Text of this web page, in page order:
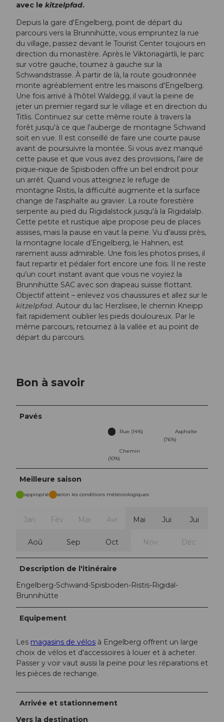
avec le kitzelpfad.
Depuis la gare d'Engelberg, point de départ du
parcours vers la Brunnihütte, vous empruntez la rue
du village, passez devant le Tourist Center toujours en
direction du monastère. Après le Viktoriagärtli, le parc
sur votre gauche, tournez à gauche sur la
Schwandstrasse. À partir de là, la route goudronnée
monte agréablement entre les maisons d'Engelberg.
Une fois arrivé à l'hôtel Waldegg, il vaut la peine de
jeter un premier regard sur le village et en direction du
Titlis. Continuez sur cette même route à travers la
forêt jusqu'à ce que l'auberge de montagne Schwand
soit en vue. Il est conseillé de faire une courte pause
avant de poursuivre la montée. Si vous avez manqué
cette pause et que vous avez des provisions, l’aire de
pique-nique de Spisboden offre un bel endroit pour
un arrêt. Quand vous atteignez le refuge de
montagne Ristis, la difficulté augmente et la surface
change de l'asphalte au gravier. La route forestière
serpente au pied du Rigidalstock jusqu'à la Rigidalalp.
Cette petite et rustique alpe propose peu de places
assises, mais la pause en vaut la peine. Vu d’aussi près,
la montagne locale d’Engelberg, le Hahnen, est
rarement aussi admirable. Une fois les photos prises, il
faut repartir et pédaler fort encore une fois. Il ne reste
qu’un court instant avant que vous ne voyiez la
Brunnihütte SAC avec son drapeau suisse flottant.
Objectif atteint – enlevez vos chaussures et allez sur le
kitzelpfad. Autour du lac Herzlisee, le chemin Kneipp
fait rapidement oublier les pieds douloureux. Par le
même parcours, retournez à la vallée et au point de
départ du parcours.
Bon à savoir
Pavés
Rue (14%)
Asphalte
(76%)
Chemin
(10%)
Meilleure saison
approprié selon les conditions météorologiques
Jan Fév Mar Avr Mai Jui Jui
Aoû Sep Oct Nov Déc
Description de l'itinéraire
Engelberg-Schwand-Spisboden-Ristis-Rigidal-
Brunnihütte
Equipement
Les magasins de vélos à Engelberg offrent un large
choix de vélos et d'accessoires à louer et à acheter.
Passer y voir vaut aussi la peine pour les réparations et
les pièces de rechange.
Arrivée et stationnement
Vers la destination